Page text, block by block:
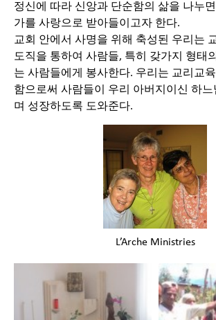
L’Arche Ministries
정신에 따라 신앙과 단순함의 삶을 나누
가를 사랑으로 받아들이고자 한다.
교회 안에서 사명을 위해 축성된 우리는
도직을 통하여 사람들, 특히 갖가지 형태
는 사람들에게 봉사한다. 우리는 교리교
함으로써 사람들이 우리 아버지이신 하
며 성장하도록 도와준다.